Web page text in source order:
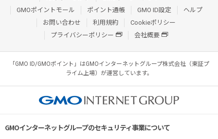
GMOポイントモール
ポイント通帳 GMO ID設定
ヘルプ
お問い合わせ
利用規約
Cookieポリシー
プライバシーポリシー
会社概要
「GMO ID/GMOポイント」はGMOインターネットグループ株式会社（東証プ
ライム上場）が運営しています。
GMOインターネットグループのセキュリティ事業について